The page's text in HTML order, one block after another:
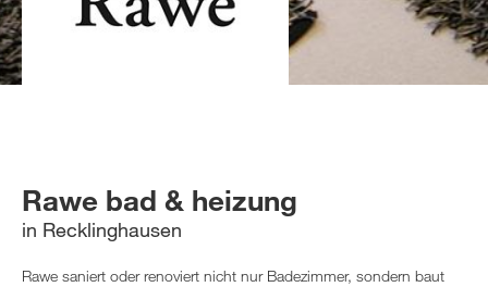
Rawe bad & heizung
in Recklinghausen
Rawe saniert oder renoviert nicht nur Badezimmer, sondern baut